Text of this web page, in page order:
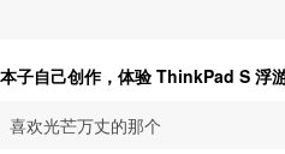
子自己创作，体验 ThinkPad S 浮
喜欢光芒万丈的那个